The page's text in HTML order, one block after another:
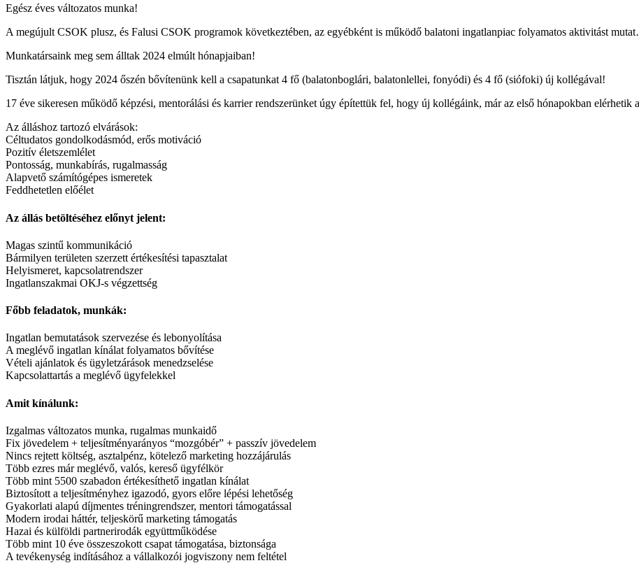
Egész éves változatos munka!
A megújult CSOK plusz, és Falusi CSOK programok következtében, az egyébként is működő balatoni ingatlanpiac folyamatos aktivitást
Munkatársaink meg sem álltak 2024 elmúlt hónapjaiban!
Tisztán látjuk, hogy 2024 őszén bővítenünk kell a csapatunkat 4 fő (balatonboglári, balatonlellei, fonyódi) és 4 fő (siófoki) új kollégával!
17 éve sikeresen működő képzési, mentorálási és karrier rendszerünket úgy építettük fel, hogy új kollégáink, már az első hónapokban
Az álláshoz tartozó elvárások:
Céltudatos gondolkodásmód, erős motiváció
Pozitív életszemlélet
Pontosság, munkabírás, rugalmasság
Alapvető számítógépes ismeretek
Feddhetetlen előélet
Az állás betöltéséhez előnyt jelent:
Magas szintű kommunikáció
Bármilyen területen szerzett értékesítési tapasztalat
Helyismeret, kapcsolatrendszer
Ingatlanszakmai OKJ-s végzettség
Főbb feladatok, munkák:
Ingatlan bemutatások szervezése és lebonyolítása
A meglévő ingatlan kínálat folyamatos bővítése
Vételi ajánlatok és ügyletzárások menedzselése
Kapcsolattartás a meglévő ügyfelekkel
Amit kínálunk:
Izgalmas változatos munka, rugalmas munkaidő
Fix jövedelem + teljesítményarányos “mozgóbér” + passzív jövedelem
Nincs rejtett költség, asztalpénz, kötelező marketing hozzájárulás
Több ezres már meglévő, valós, kereső ügyfélkör
Több mint 5500 szabadon értékesíthető ingatlan kínálat
Biztosított a teljesítményhez igazodó, gyors előre lépési lehetőség
Gyakorlati alapú díjmentes tréningrendszer, mentori támogatással
Modern irodai háttér, teljeskörű marketing támogatás
Hazai és külföldi partnerirodák együttműködése
Több mint 10 éve összeszokott csapat támogatása, biztonsága
A tevékenység indításához a vállalkozói jogviszony nem feltétel